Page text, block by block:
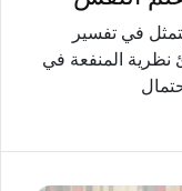
في تفسير
نظرية المنفعة في